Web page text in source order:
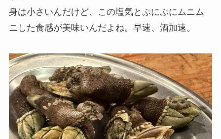
身は小さいんだけど、この塩気とぷにぷにムニム
ニした食感が美味いんだよね。早速、酒加速。